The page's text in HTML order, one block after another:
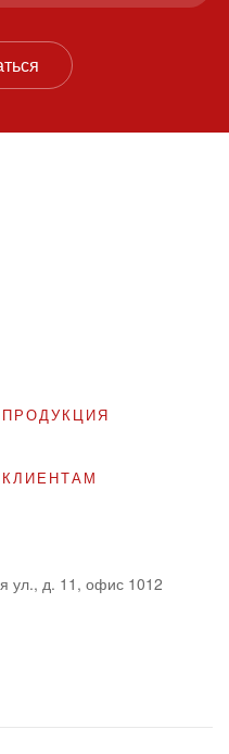
ПРОДУКЦИЯ
КЛИЕНТАМ
ул., д. 11, офис 1012